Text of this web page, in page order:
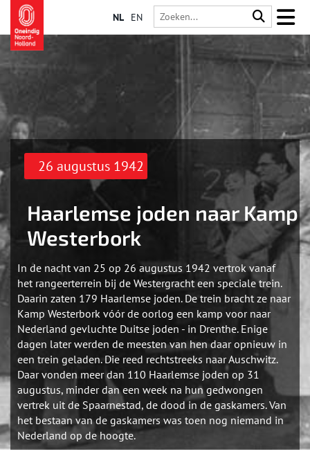
NL EN
26 augustus 1942
Haarlemse joden naar Kamp
Westerbork
In de nacht van 25 op 26 augustus 1942 vertrok vanaf
het rangeerterrein bij de Westergracht een speciale trein.
Daarin zaten 179 Haarlemse joden. De trein bracht ze naar
Kamp Westerbork vóór de oorlog een kamp voor naar
Nederland gevluchte Duitse joden - in Drenthe. Enige
dagen later werden de meesten van hen daar opnieuw in
een trein geladen. Die reed rechtstreeks naar Auschwitz.
Daar vonden meer dan 110 Haarlemse joden op 31
augustus, minder dan een week na hun gedwongen
vertrek uit de Spaarnestad, de dood in de gaskamers. Van
het bestaan van de gaskamers was toen nog niemand in
Nederland op de hoogte.